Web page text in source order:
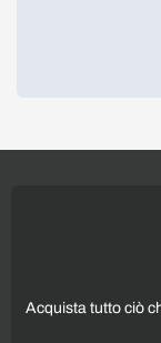
Acquista tutto ciò